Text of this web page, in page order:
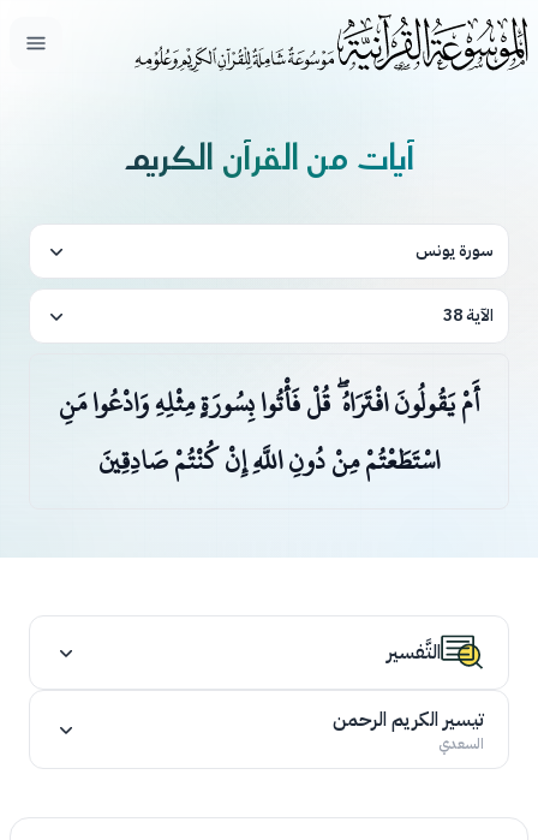
فتح
آيات من القرآن الكريم
سورة يونس
الآية 38
أَمْ يَقُولُونَ افْتَرَاهُ ۖ قُلْ فَأْتُوا بِسُورَةٍ مِثْلِهِ وَادْعُوا مَنِ
اسْتَطَعْتُمْ مِنْ دُونِ اللَّهِ إِنْ كُنْتُمْ صَادِقِينَ
التَّفسير
تيسير الكريم الرحمن
السعدي